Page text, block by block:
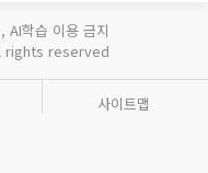
AI학습 이용 금지
rights reserved
사이트맵